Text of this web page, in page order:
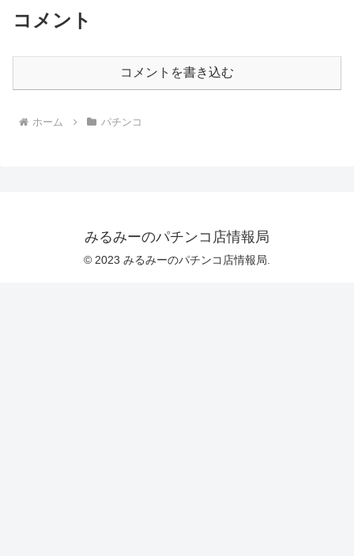
コメント
コメントを書き込む
ホーム パチンコ
みるみーのパチンコ店情報局
© 2023 みるみーのパチンコ店情報局.